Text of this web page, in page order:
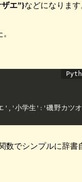
エ”}などになります
','小学生':'磯野カ
数でシンプルに辞書